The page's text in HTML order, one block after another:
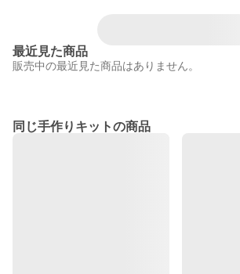
最近見た商品
販売中の最近見た商品はありません。
同じ手作りキットの商品